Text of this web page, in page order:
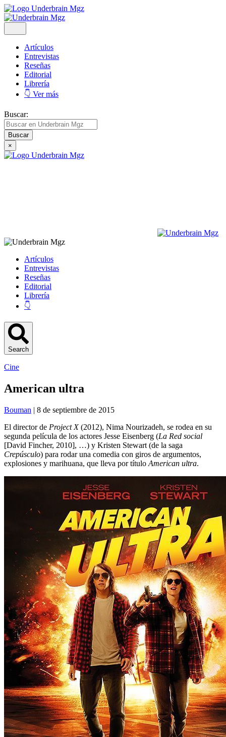
Artículos
Entrevistas
Reseñas
Editorial
Librería
👇 Ver más
Buscar:
×
Artículos
Entrevistas
Reseñas
Editorial
Librería
👇
Search
Cine
American ultra
Bouman | 8 de septiembre de 2015
El director de Project X(2012), Nima Nourizadeh, se rodea en su
segunda película de los actores Jesse Eisenberg (La Red social
[David Fincher, 2010], …) y Kristen Stewart (de la saga
Crepúsculo) para rodar una comedia con giros de argumentos,
explosiones y marihuana, que lleva por título American ultra.